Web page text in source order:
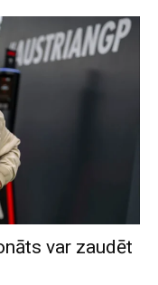
var zaudēt